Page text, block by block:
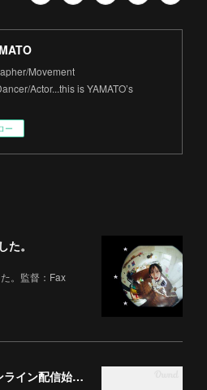
Movement
Actor...this is YAMATO’s
ー
。
。監督：Fax
映画『グリーンマン』オンライン配信始まりました。